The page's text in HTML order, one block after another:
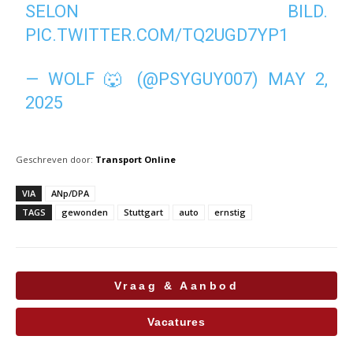
SELON BILD.
PIC.TWITTER.COM/TQ2UGD7YP1
— WOLF 🐺 (@PSYGUY007) MAY 2,
2025
Geschreven door: Transport Online
VIA
ANp/DPA
TAGS
gewonden Stuttgart auto ernstig
Vraag & Aanbod
Vacatures